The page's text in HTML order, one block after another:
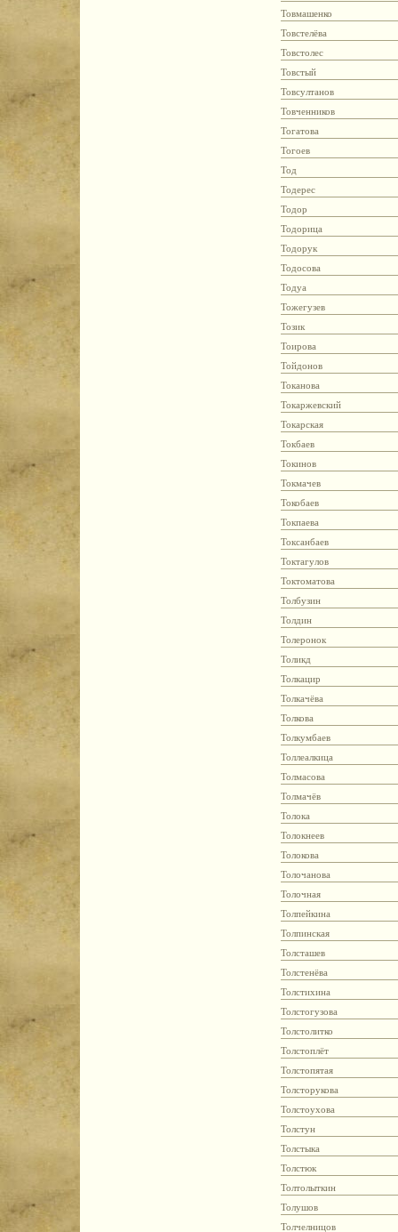
Товмашенко
Товстелёва
Товстолес
Товстый
Товсултанов
Товченников
Тогатова
Тогоев
Тод
Тодерес
Тодор
Тодорица
Тодорук
Тодосова
Тодуа
Тожегузев
Тозик
Тоирова
Тойдонов
Токанова
Токаржевский
Токарская
Токбаев
Токинов
Токмачев
Токобаев
Токпаева
Токсанбаев
Токтагулов
Токтоматова
Толбузин
Толдин
Толеронок
Толикд
Толкацир
Толкачёва
Толкова
Толкумбаев
Толлеалкица
Толмасова
Толмачёв
Толока
Толокнеев
Толокова
Толочанова
Толочная
Толпейкина
Толпинская
Толсташев
Толстенёва
Толстихина
Толстогузова
Толстолитко
Толстоплёт
Толстопятая
Толсторукова
Толстоухова
Толстун
Толстыка
Толстюк
Толтолыткин
Толушов
Толчелницов